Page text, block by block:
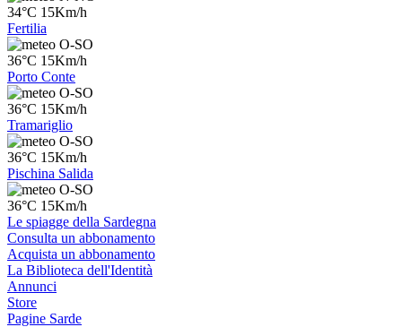
34°C 15Km/h
Fertilia
O-SO
36°C 15Km/h
Porto Conte
O-SO
36°C 15Km/h
Tramariglio
O-SO
36°C 15Km/h
Pischina Salida
O-SO
36°C 15Km/h
Le spiagge della Sardegna
Consulta un abbonamento
Acquista un abbonamento
La Biblioteca dell'Identità
Annunci
Store
Pagine Sarde